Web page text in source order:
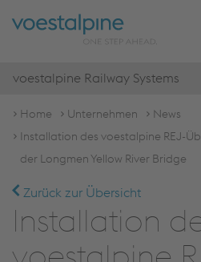
voestalpine Railway Systems
Home Unternehmen
News
Installation des voestalpine REJ-
der Longmen Yellow River Bridge
Zurück zur Übersicht
Installation